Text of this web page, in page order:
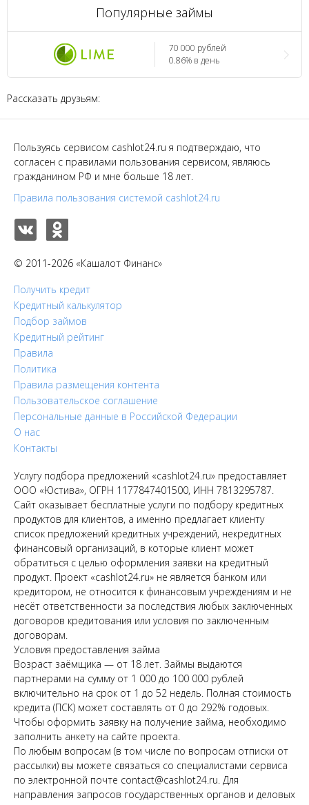
Популярные займы
70 000 рублей
0.86% в день
Рассказать друзьям:
Пользуясь сервисом cashlot24.ru я подтверждаю, что
согласен с правилами пользования сервисом, являюсь
гражданином РФ и мне больше 18 лет.
Правила пользования системой cashlot24.ru
© 2011-2026 «Кашалот Финанс»
Получить кредит
Кредитный калькулятор
Подбор займов
Кредитный рейтинг
Правила
Политика
Правила размещения контента
Пользовательское соглашение
Персональные данные в Российской Федерации
О нас
Контакты
Услугу подбора предложений «cashlot24.ru» предоставляет
ООО «Юстива», ОГРН 1177847401500, ИНН 7813295787.
Сайт оказывает бесплатные услуги по подбору кредитных
продуктов для клиентов, а именно предлагает клиенту
список предложений кредитных учреждений, некредитных
финансовый организаций, в которые клиент может
обратиться с целью оформления заявки на кредитный
продукт. Проект «cashlot24.ru» не является банком или
кредитором, не относится к финансовым учреждениям и не
несёт ответственности за последствия любых заключенных
договоров кредитования или условия по заключенным
договорам.
Условия предоставления займа
Возраст заёмщика — от 18 лет. Займы выдаются
партнерами на сумму от 1 000 до 100 000 рублей
включительно на срок от 1 до 52 недель. Полная стоимость
кредита (ПСК) может составлять от 0 до 292% годовых.
Чтобы оформить заявку на получение займа, необходимо
заполнить анкету на сайте проекта.
По любым вопросам (в том числе по вопросам отписки от
рассылки) вы можете связаться со специалистами сервиса
по электронной почте contact@cashlot24.ru. Для
направления запросов государственных органов и деловых